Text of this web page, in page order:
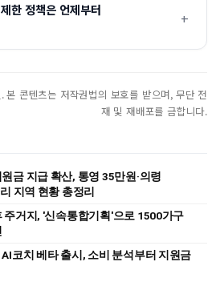
한 정책은 언제부터
콘텐츠는 저작권법의 보호를 받으며, 무단 전
재 및 재배포를 금합니다.
금 지급 확산, 통영 35만원·의령
지역 현황 총정리
주거지, '신속통합기획'으로 1500가구
코치 베타 출시, 소비 분석부터 지원금